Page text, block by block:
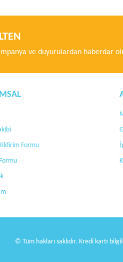
Ürün resmi kalitesiz, bozuk veya
Bu ürüne benzer farklı alternatifler olmalı.
ve duyurulardan haberdar
Formu
© Tüm hakları saklıdır. Kredi kartı